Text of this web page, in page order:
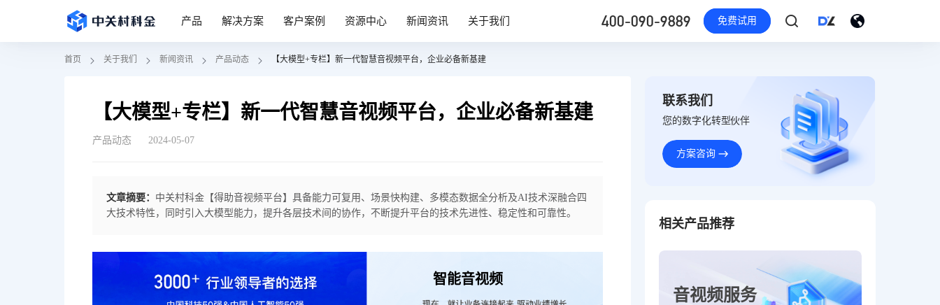
产品 解决方案 客户案例 资源中心 新闻资讯 关于我们 400-090-9889 免费试用
首页 关于我们 新闻资讯 产品动态 【大模型+专栏】新一代智慧音视频平台，企业必备新基建
【大模型+专栏】新一代智慧音视频平台，企业必备新基建
产品动态 2024-05-07
文章摘要： 中关村科金【得助音视频平台】具备能力可复用、场景快构建、多模态数据全分析及AI技术深融合四
大技术特性，同时引入大模型能力，提升各层技术间的协作，不断提升平台的技术先进性、稳定性和可靠性。
智能音视频
联系我们
您的数字化转型伙伴
方案咨询
相关产品推荐
音视频服务